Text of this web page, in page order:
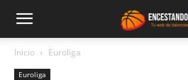
Inicio Euroliga
Euroliga